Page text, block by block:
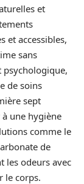
et
et accessibles,
sans
psychologique,
de soins
sept
une hygiène
comme le
de
les odeurs avec
le corps.